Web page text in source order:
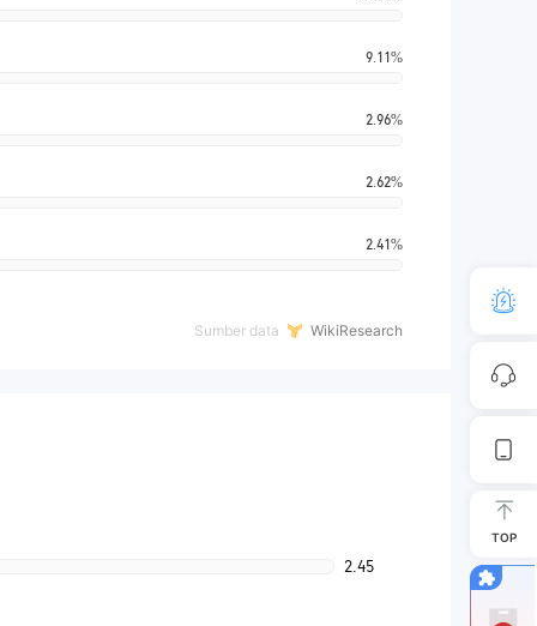
9.11%
2.96%
2.62%
2.41%
Sumber data WikiResearch
2.45
TOP